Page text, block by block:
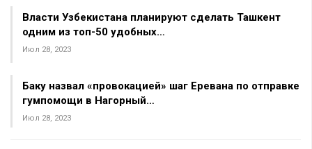
Власти Узбекистана планируют сделать Ташкент
одним из топ-50 удобных…
Июл 28, 2023
Баку назвал «провокацией» шаг Еревана по отправке
гумпомощи в Нагорный…
Июл 28, 2023